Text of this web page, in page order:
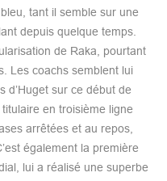
tant il semble sur une
depuis quelque temps.
de Raka, pourtant
Les coachs semblent lui
d’Huget sur ce début de
en troisième ligne
arrêtées et au repos,
également la première
lui a réalisé une superbe